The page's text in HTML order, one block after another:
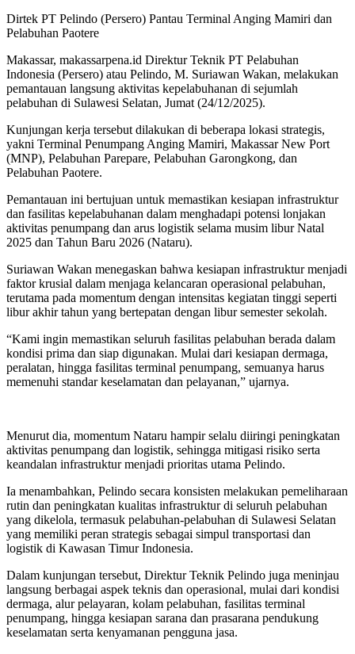
Dirtek PT Pelindo (Persero) Pantau Terminal Anging Mamiri dan
Pelabuhan Paotere
Makassar, makassarpena.id Direktur Teknik PT Pelabuhan
Indonesia (Persero) atau Pelindo, M. Suriawan Wakan, melakukan
pemantauan langsung aktivitas kepelabuhanan di sejumlah
pelabuhan di Sulawesi Selatan, Jumat (24/12/2025).
Kunjungan kerja tersebut dilakukan di beberapa lokasi strategis,
yakni Terminal Penumpang Anging Mamiri, Makassar New Port
(MNP), Pelabuhan Parepare, Pelabuhan Garongkong, dan
Pelabuhan Paotere.
Pemantauan ini bertujuan untuk memastikan kesiapan infrastruktur
dan fasilitas kepelabuhanan dalam menghadapi potensi lonjakan
aktivitas penumpang dan arus logistik selama musim libur Natal
2025 dan Tahun Baru 2026 (Nataru).
Suriawan Wakan menegaskan bahwa kesiapan infrastruktur menjadi
faktor krusial dalam menjaga kelancaran operasional pelabuhan,
terutama pada momentum dengan intensitas kegiatan tinggi seperti
libur akhir tahun yang bertepatan dengan libur semester sekolah.
“Kami ingin memastikan seluruh fasilitas pelabuhan berada dalam
kondisi prima dan siap digunakan. Mulai dari kesiapan dermaga,
peralatan, hingga fasilitas terminal penumpang, semuanya harus
memenuhi standar keselamatan dan pelayanan,” ujarnya.
Menurut dia, momentum Nataru hampir selalu diiringi peningkatan
aktivitas penumpang dan logistik, sehingga mitigasi risiko serta
keandalan infrastruktur menjadi prioritas utama Pelindo.
Ia menambahkan, Pelindo secara konsisten melakukan pemeliharaan
rutin dan peningkatan kualitas infrastruktur di seluruh pelabuhan
yang dikelola, termasuk pelabuhan-pelabuhan di Sulawesi Selatan
yang memiliki peran strategis sebagai simpul transportasi dan
logistik di Kawasan Timur Indonesia.
Dalam kunjungan tersebut, Direktur Teknik Pelindo juga meninjau
langsung berbagai aspek teknis dan operasional, mulai dari kondisi
dermaga, alur pelayaran, kolam pelabuhan, fasilitas terminal
penumpang, hingga kesiapan sarana dan prasarana pendukung
keselamatan serta kenyamanan pengguna jasa.